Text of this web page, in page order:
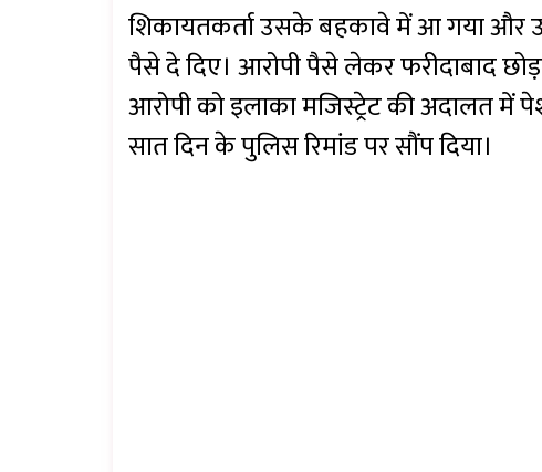
शिकायतकर्ता उसके बहकावे में आ गया और
पैसे दे दिए। आरोपी पैसे लेकर फरीदाबाद
आरोपी को इलाका मजिस्ट्रेट की अदालत
सात दिन के पुलिस रिमांड पर सौंप दिया।